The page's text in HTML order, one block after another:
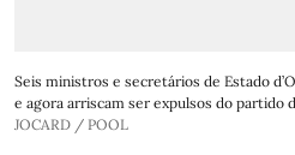
Seis ministros e secretários de Estado
e agora arriscam ser expulsos do partido
JOCARD / POOL